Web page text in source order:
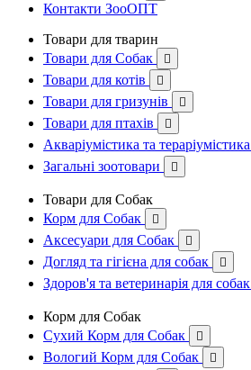
Контакти ЗооОПТ
Товари для тварин
Товари для Собак

Товари для котів 
Товари для гризунів 
Товари для птахів 
Акваріумістика та тераріумістика
Загальні зоотовари 
Товари для Собак
Корм для Собак

Аксесуари для Собак 
Догляд та гігієна для собак 
Здоров'я та ветеринарія для собак
Корм для Собак
Сухий Корм для Собак

Вологий Корм для Собак 